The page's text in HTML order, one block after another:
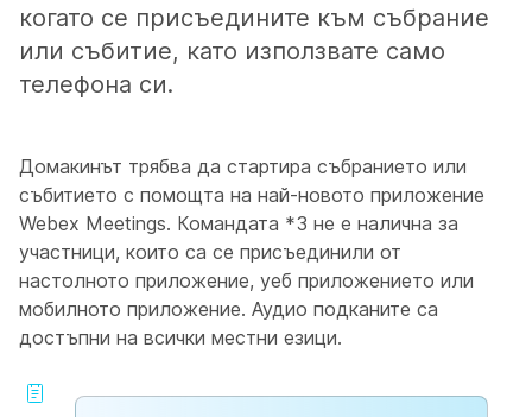
когато се присъедините към събрание
или събитие, като използвате само
телефона си.
Домакинът трябва да стартира събранието или
събитието с помощта на най-новото приложение
Webex Meetings. Командата *3 не е налична за
участници, които са се присъединили от
настолното приложение, уеб приложението или
мобилното приложение. Аудио подканите са
достъпни на всички местни езици.